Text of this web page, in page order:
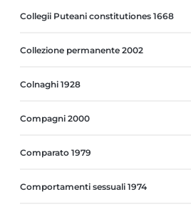
Collegii Puteani constitutiones 1668
Collezione permanente 2002
Colnaghi 1928
Compagni 2000
Comparato 1979
Comportamenti sessuali 1974